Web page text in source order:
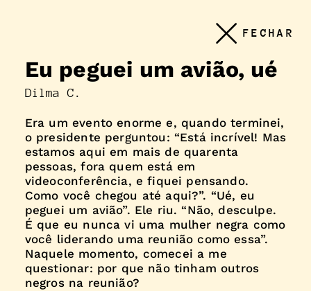
FECHAR
Eu peguei um avião, ué
Dilma C.
Era um evento enorme e, quando terminei,
o presidente perguntou: “Está incrível! Mas
estamos aqui em mais de quarenta
pessoas, fora quem está em
videoconferência, e fiquei pensando.
Como você chegou até aqui?”. “Ué, eu
peguei um avião”. Ele riu. “Não, desculpe.
É que eu nunca vi uma mulher negra como
você liderando uma reunião como essa”.
Naquele momento, comecei a me
questionar: por que não tinham outros
negros na reunião?